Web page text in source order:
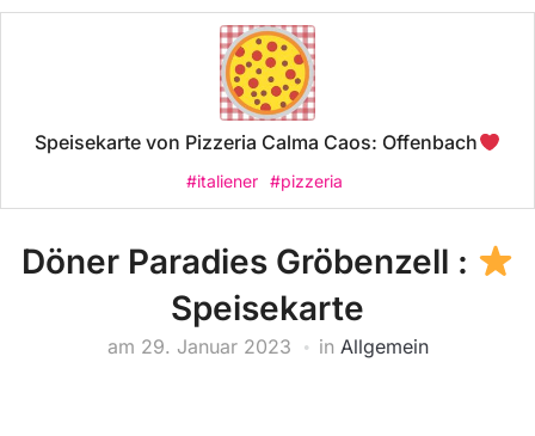
Speisekarte von Pizzeria Calma Caos: Offenbach
#italiener #pizzeria
Döner Paradies Gröbenzell :
Speisekarte
am 29. Januar 2023 in Allgemein